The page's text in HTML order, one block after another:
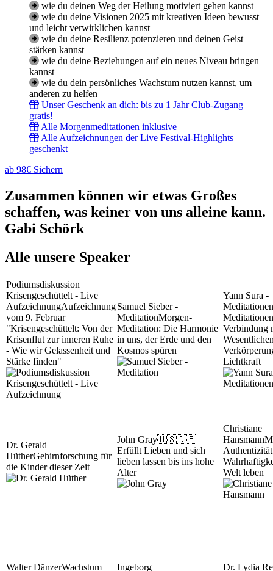
wie du deinen Weg der Heilung motiviert gehen kannst
wie du deine Visionen 2025 mit kreativen Ideen bewusst
und leicht verwirklichen kannst
wie du deine Resilienz potenzieren und deinen Geist
stärken kannst
wie du deine Beziehungen auf ein neues Niveau bringen
kannst
wie du dein persönliches Wachstum nutzen kannst, um
anderen zu helfen
Unser Geschenk an dich: bis zu 1 Jahr Club-Zugang
gratis!
Alle Morgenmeditationen inklusive
Alle Aufzeichnungen der Live Festival-Highlights
geschenkt
ab 98€ Sichern
Zusammen können wir etwas Großes
schaffen, was keiner von uns alleine kann.
Gabi Schörk
Alle unsere Speaker
Podiumsdiskussion
Krisengeschüttelt - Live
AufzeichnungAufzeichnung
vom 9. Februar
"Krisengeschüttelt: Von der
Krisenflut zur inneren Ruhe
- Wie wir Gelassenheit und
Stärke finden"
Samuel Sieber -
MeditationMorgen-
Meditation: Die Harmonie
in uns, der Erde und den
Kosmos spüren
Yann Sura -
Meditationen
Verbindung
Lichtkraft
Dr. Gerald
HütherGehirnforschung für
die Kinder dieser Zeit
John Gray🇺🇸🇩🇪
Erfüllt Lieben und sich
lieben lassen bis ins hohe
Alter
Christiane
Hansmann
Welt leben
Walter DänzerWachstum
Ingeborg
Dr. Lydia